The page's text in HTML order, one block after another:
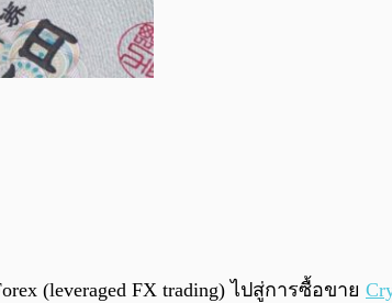
(leveraged FX trading) ไปสู่การซื้อขาย